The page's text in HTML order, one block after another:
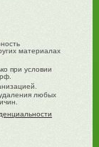
материалах
при условии
любых